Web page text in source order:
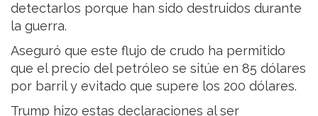
detectarlos porque han sido destruidos durante
la guerra.
Aseguró que este flujo de crudo ha permitido
que el precio del petróleo se sitúe en 85 dólares
por barril y evitado que supere los 200 dólares.
Trump hizo estas declaraciones al ser